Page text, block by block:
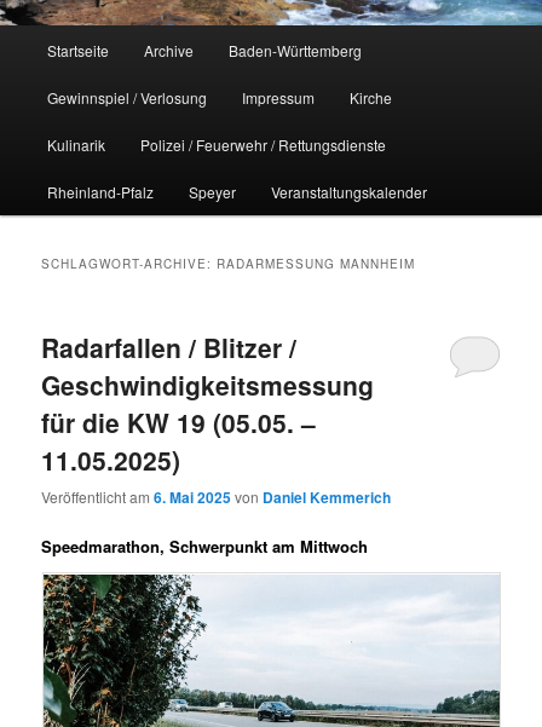
Startseite Archive Baden-Württemberg
Gewinnspiel / Verlosung Impressum Kirche
Kulinarik Polizei / Feuerwehr / Rettungsdienste
Rheinland-Pfalz Speyer Veranstaltungskalender
SCHLAGWORT-ARCHIVE: RADARMESSUNG MANNHEIM
Radarfallen / Blitzer /
Geschwindigkeitsmessung
für die KW 19 (05.05. –
11.05.2025)
Veröffentlicht am6. Mai 2025von Daniel Kemmerich
Speedmarathon, Schwerpunkt am Mittwoch